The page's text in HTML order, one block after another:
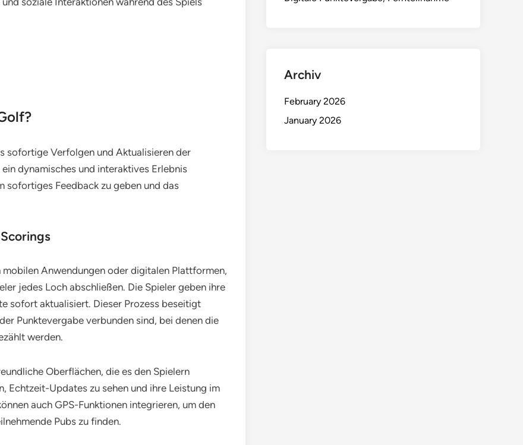
sofortige Verfolgen und Aktualisieren der
dynamisches und interaktives Erlebnis
sofortiges Feedback zu geben und das
Anwendungen oder digitalen Plattformen,
jedes Loch abschließen. Die Spieler geben ihre
sofort aktualisiert. Dieser Prozess beseitigt
Punktevergabe verbunden sind, bei denen die
werden.
Oberflächen, die es den Spielern
Echtzeit-Updates zu sehen und ihre Leistung im
auch GPS-Funktionen integrieren, um den
Pubs zu finden.
Archiv
February 2026
January 2026